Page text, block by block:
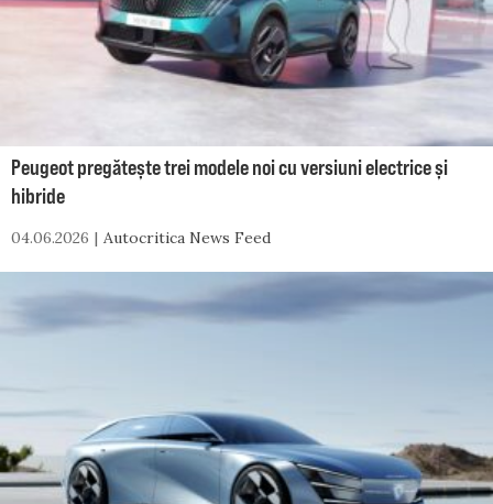
Peugeot pregătește trei modele noi cu versiuni electrice și
hibride
04.06.2026 Autocritica News Feed